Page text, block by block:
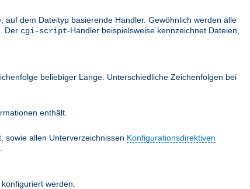
dem Dateityp basierende Handler. Gewöhnlich werden alle
. Der cgi-script-Handler beispielsweise kennzeichnet Dateien,
beliebiger Länge. Unterschiedliche Zeichenfolgen bei
enthält.
sowie allen Unterverzeichnissen Konfigurationsdirektiven
werden.